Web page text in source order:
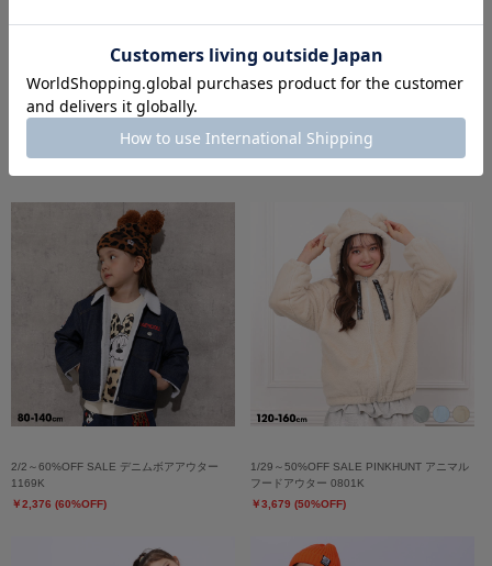
2/2～60%OFF SALE 親子お揃い デニム中綿
2/2～60%OFF SALE 親子お揃い バックロゴ
ファーアウター 1110K
2/2～60%OFF SALE デニムボアアウター
1169K
￥2,376 (60%OFF)
1/29～50%OFF SALE PINKHUNT アニマル
フードアウター 0801K
￥3,679 (50%OFF)